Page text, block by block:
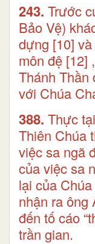
243. Trước
Bảo Vệ)
dựng [10]
môn đệ [12]
Thánh
với Chúa
388. Thực
Thiên Chúa
việc sa ngã
của việc sa
lại của
nhận ra ông
đến tố cáo
trần gian.